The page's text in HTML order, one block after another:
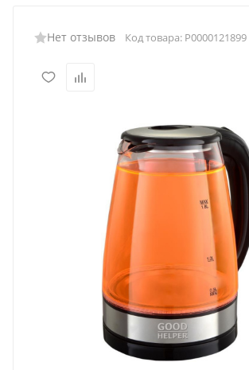
Нет отзывов Код товара: Р0000121899